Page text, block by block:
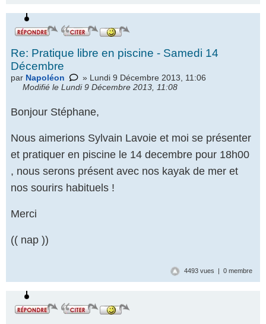
Re: Pratique libre en piscine - Samedi 14
Décembre
par Napoléon
» Lundi 9 Décembre 2013, 11:06
Modifié le Lundi 9 Décembre 2013, 11:08
Bonjour Stéphane,
Nous aimerions Sylvain Lavoie et moi se présenter
et pratiquer en piscine le 14 decembre pour 18h00
, nous serons présent avec nos kayak de mer et
nos sourirs habituels !
Merci
(( nap ))
4493 vues | 0 membre